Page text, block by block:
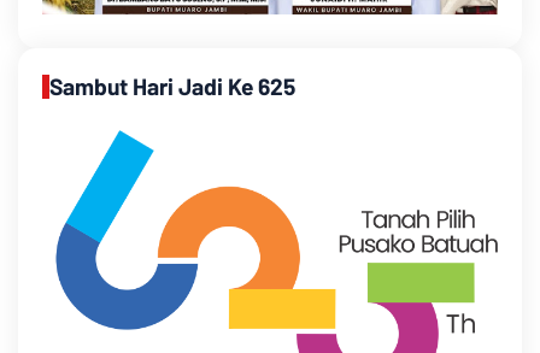
Sambut Hari Jadi Ke 625